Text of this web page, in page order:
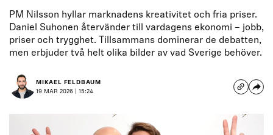
PM Nilsson hyllar marknadens kreativitet och fria priser.
Daniel Suhonen återvänder till vardagens ekonomi – jobb,
priser och trygghet. Tillsammans dominerar de debatten,
men erbjuder två helt olika bilder av vad Sverige behöver.
MIKAEL FELDBAUM
19 MAR 2026 | 15:24